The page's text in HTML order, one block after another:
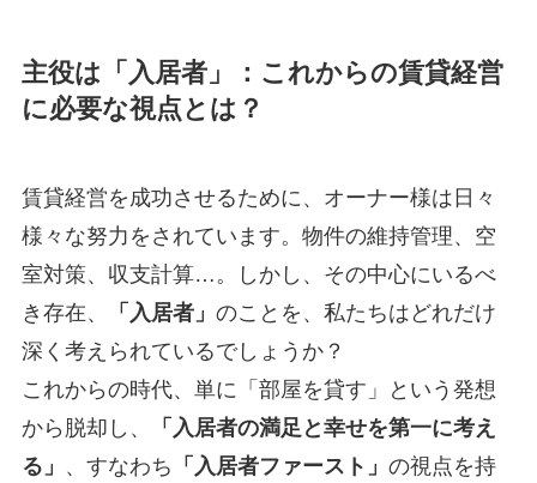
主役は「入居者」：これからの賃貸経営
に必要な視点とは？
賃貸経営を成功させるために、オーナー様は日々
様々な努力をされています。物件の維持管理、空
室対策、収支計算…。しかし、その中心にいるべ
き存在、
「入居者」 のことを、私たちはどれだけ
深く考えられているでしょうか？
これからの時代、単に「部屋を貸す」という発想
から脱却し、
「入居者の満足と幸せを第一に考え
る」 、すなわち 「入居者ファースト」 の視点を持